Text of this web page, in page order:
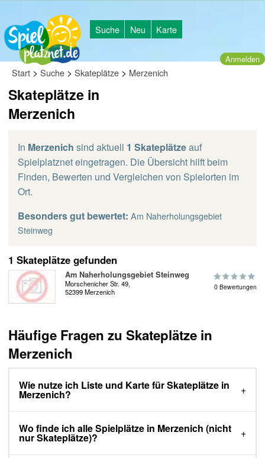
Suche Neu Karte
Anmelden
Start > Suche > Skateplätze > Merzenich
Skateplätze in
Merzenich
In Merzenich sind aktuell 1 Skateplätzeauf
Spielplatznet eingetragen. Die Übersicht hilft beim
Finden, Bewerten und Vergleichen von Spielorten im
Ort.
Besonders gut bewertet: Am Naherholungsgebiet
Steinweg
1 Skateplätze gefunden
Am Naherholungsgebiet Steinweg
Morschenicher Str. 49,
52399 Merzenich
0 Bewertungen
Häufige Fragen zu Skateplätze in
Merzenich
Wie nutze ich Liste und Karte für Skateplätze in
Merzenich?
Wo finde ich alle Spielplätze in Merzenich (nicht
nur Skateplätze)?